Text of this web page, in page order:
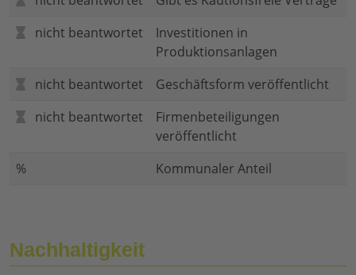
nicht beantwortet
Investitionen in
Produktionsanlagen
nicht beantwortet
Geschäftsform veröffentlicht
nicht beantwortet
Firmenbeteiligungen
veröffentlicht
%
Kommunaler Anteil
Nachhaltigkeit